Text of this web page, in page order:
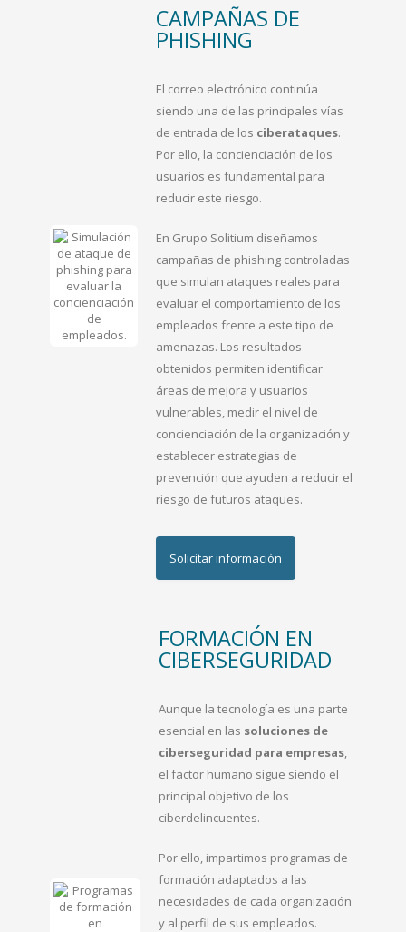
CAMPAÑAS DE
PHISHING
El correo electrónico continúa
siendo una de las principales vías
de entrada de los ciberataques.
Por ello, la concienciación de los
usuarios es fundamental para
reducir este riesgo.
En Grupo Solitium diseñamos
campañas de phishing controladas
que simulan ataques reales para
evaluar el comportamiento de los
empleados frente a este tipo de
amenazas. Los resultados
obtenidos permiten identificar
áreas de mejora y usuarios
vulnerables, medir el nivel de
concienciación de la organización y
establecer estrategias de
prevención que ayuden a reducir el
riesgo de futuros ataques.
Solicitar información
FORMACIÓN EN
CIBERSEGURIDAD
Aunque la tecnología es una parte
esencial en las soluciones de
ciberseguridad para empresas,
el factor humano sigue siendo el
principal objetivo de los
ciberdelincuentes.
Por ello, impartimos programas de
formación adaptados a las
necesidades de cada organización
y al perfil de sus empleados.